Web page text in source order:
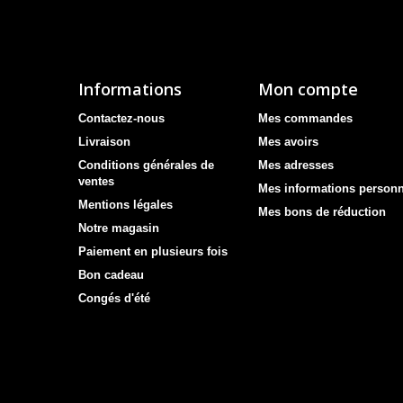
Informations
Contactez-nous
Livraison
Conditions générales de
ventes
Mentions légales
Notre magasin
Paiement en plusieurs fois
Bon cadeau
Congés d'été
Mon compte
Mes commandes
Mes avoirs
Mes adresses
Mes informations
Mes bons de réduction